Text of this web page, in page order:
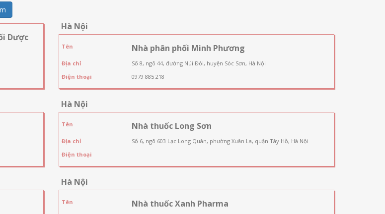
Dược
Hà Nội
Tên Nhà phân phối Minh Phương
Địa chỉ
Số 8, ngõ 44, đường Núi Đôi, huyện Sóc Sơn, Hà Nội
Điện thoại
0979 885 218
Hà Nội
Tên Nhà thuốc Long Sơn
Địa chỉ
Số 6, ngõ 603 Lạc Long Quân, phường Xuân La, quận Tây Hồ, Hà Nội
Điện thoại
Hà Nội
Tên Nhà thuốc Xanh Pharma